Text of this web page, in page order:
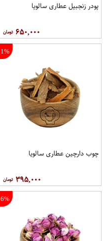
پودر زنجبیل عطاری سالویا
۶۵۰,۰۰۰
1%
چوب دارچین عطاری سالویا
۳۹۵,۰۰۰
6%